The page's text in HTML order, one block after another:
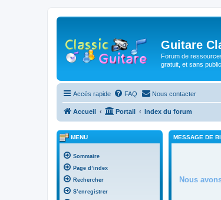
Guitare
Forum de
gratuit, et sans
Accès rapide FAQ Nous contacter
Accueil Portail Index du forum
MESSAGE DE
Nous
MENU
Sommaire
Page d’index
Rechercher
S’enregistrer